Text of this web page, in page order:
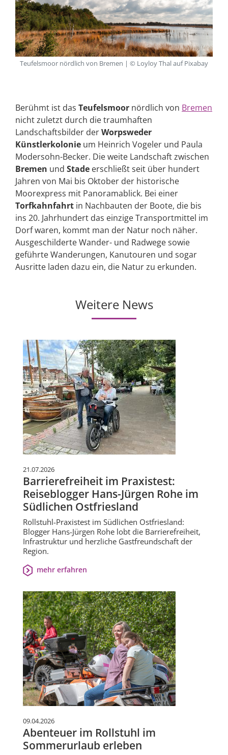
Teufelsmoor nördlich von Bremen | © Loyloy Thal auf Pixabay
Berühmt ist das Teufelsmoor nördlich von Bremen
nicht zuletzt durch die traumhaften
Landschaftsbilder derWorpsweder
Künstlerkolonie um Heinrich Vogeler und Paula
Modersohn-Becker. Die weite Landschaft zwischen
Bremen und Stade erschließt seit über hundert
Jahren von Mai bis Oktober der historische
Moorexpress mit Panoramablick. Bei einer
Torfkahnfahrt in Nachbauten der Boote, die bis
ins 20. Jahrhundert das einzige Transportmittel im
Dorf waren, kommt man der Natur noch näher.
Ausgeschilderte Wander- und Radwege sowie
geführte Wanderungen, Kanutouren und sogar
Ausritte laden dazu ein, die Natur zu erkunden.
Weitere News
21.07.2026
Barrierefreiheit im Praxistest:
Reiseblogger Hans-Jürgen Rohe im
Südlichen Ostfriesland
Rollstuhl-Praxistest im Südlichen Ostfriesland:
Blogger Hans-Jürgen Rohe lobt die Barrierefreiheit,
Infrastruktur und herzliche Gastfreundschaft der
Region.
mehr erfahren
09.04.2026
Abenteuer im Rollstuhl im
Sommerurlaub erleben